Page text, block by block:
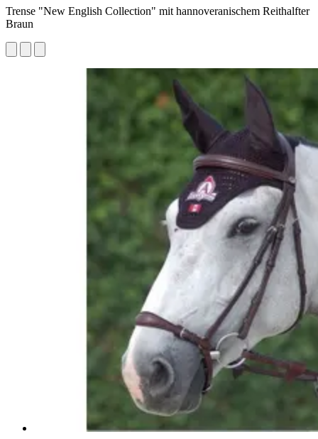
Trense "New English Collection" mit hannoveranischem Reithalfter
Braun